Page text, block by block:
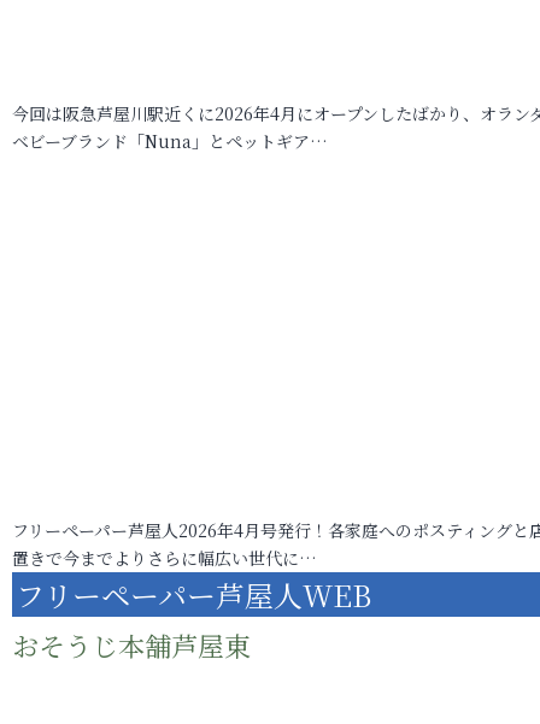
今回は阪急芦屋川駅近くに2026年4月にオープンしたばかり、オラン
ベビーブランド「Nuna」とペットギア…
フリーペーパー芦屋人2026年4月号発行！各家庭へのポスティングと
置きで今までよりさらに幅広い世代に…
フリーペーパー芦屋人WEB
おそうじ本舗芦屋東